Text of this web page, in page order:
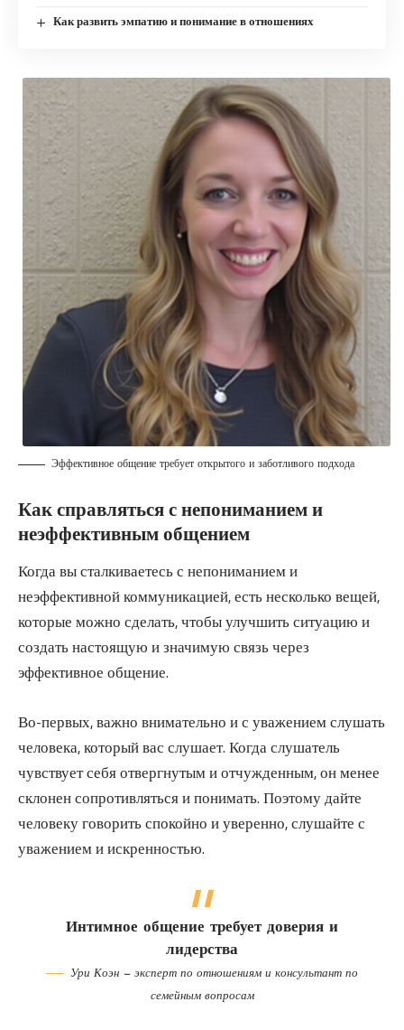
Как развить эмпатию и понимание в отношениях
Эффективное общение требует открытого и заботливого подхода
Как справляться с непониманием и
неэффективным общением
Когда вы сталкиваетесь с непониманием и
неэффективной коммуникацией, есть несколько вещей,
которые можно сделать, чтобы улучшить ситуацию и
создать настоящую и значимую связь через
эффективное общение.
Во-первых, важно внимательно и с уважением слушать
человека, который вас слушает. Когда слушатель
чувствует себя отвергнутым и отчужденным, он менее
склонен сопротивляться и понимать. Поэтому дайте
человеку говорить спокойно и уверенно, слушайте с
уважением и искренностью.
Интимное общение требует доверия и
лидерства
Ури Коэн — эксперт по отношениям и консультант по
семейным вопросам